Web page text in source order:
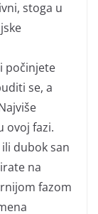
stoga u
počinjete
se, a
ovoj fazi.
ili dubok san
na
fazom